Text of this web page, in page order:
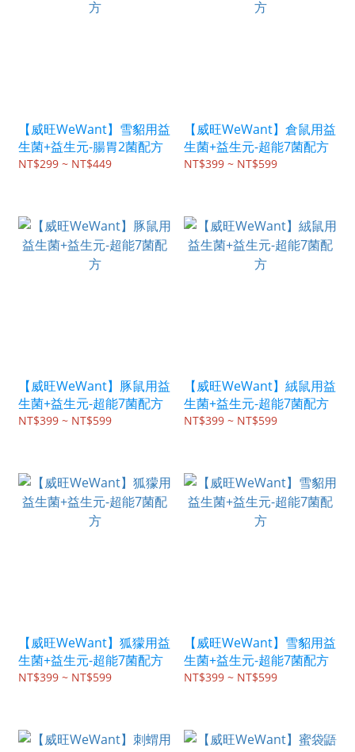
【威旺WeWant】雪貂用益
生菌+益生元-腸胃2菌配方
NT$299 ~ NT$449
【威旺WeWant】倉鼠用益
生菌+益生元-超能7菌配方
NT$399 ~ NT$599
【威旺WeWant】豚鼠用益
生菌+益生元-超能7菌配方
NT$399 ~ NT$599
【威旺WeWant】絨鼠用益
生菌+益生元-超能7菌配方
NT$399 ~ NT$599
【威旺WeWant】狐獴用益
生菌+益生元-超能7菌配方
NT$399 ~ NT$599
【威旺WeWant】雪貂用益
生菌+益生元-超能7菌配方
NT$399 ~ NT$599